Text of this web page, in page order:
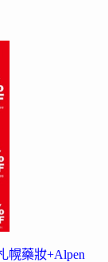
幌藥妝+Alpen